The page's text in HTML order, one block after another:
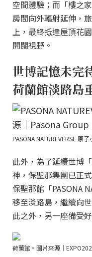
空間體驗；而「樓之
房間向外輻射延伸，
上，最終抵達屋頂花
開闊視野。
世博記憶未完
荷蘭館淡路島
PASONA NATUREVERSE 原
此外，為了延續世博
神，保聖那集團已正
保聖那館「PASONA
移至淡路島，繼續向
此之外，另一座備受
荷蘭館。圖片來源｜